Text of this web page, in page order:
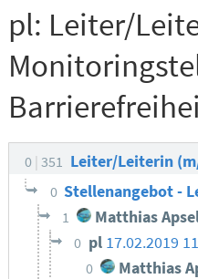
pl: Leiter/
0 351 Leiter/Leiterin
0 Stellenangebot -
1 Matthias
0 pl 17.02.2019
0 Matthias